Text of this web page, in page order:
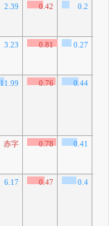
2.39 0.42
0.2
3.23 0.81 0.27
11.99 0.76 0.44
赤字 0.78 0.41
6.17 0.47 0.4